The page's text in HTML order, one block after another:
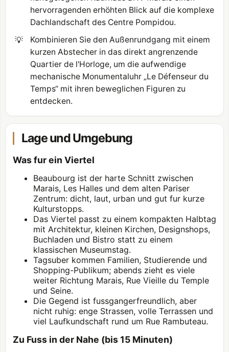
hervorragenden erhöhten Blick auf die komplexe
Dachlandschaft des Centre Pompidou.
💡
Kombinieren Sie den Außenrundgang mit einem
kurzen Abstecher in das direkt angrenzende
Quartier de l'Horloge, um die aufwendige
mechanische Monumentaluhr „Le Défenseur du
Temps“ mit ihren beweglichen Figuren zu
entdecken.
Lage und Umgebung
Was fur ein Viertel
Beaubourg ist der harte Schnitt zwischen
Marais, Les Halles und dem alten Pariser
Zentrum: dicht, laut, urban und gut fur kurze
Kulturstopps.
Das Viertel passt zu einem kompakten Halbtag
mit Architektur, kleinen Kirchen, Designshops,
Buchladen und Bistro statt zu einem
klassischen Museumstag.
Tagsuber kommen Familien, Studierende und
Shopping-Publikum; abends zieht es viele
weiter Richtung Marais, Rue Vieille du Temple
und Seine.
Die Gegend ist fussgangerfreundlich, aber
nicht ruhig: enge Strassen, volle Terrassen und
viel Laufkundschaft rund um Rue Rambuteau.
Zu Fuss in der Nahe (bis 15 Minuten)